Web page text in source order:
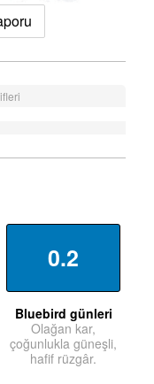
0.2
Bluebird günleri
Olağan kar,
çoğunlukla güneşli,
hafif rüzgâr.